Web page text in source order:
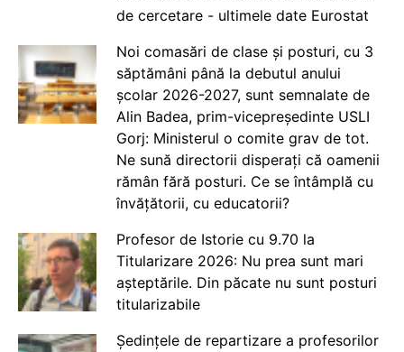
de cercetare - ultimele date Eurostat
Noi comasări de clase și posturi, cu 3
săptămâni până la debutul anului
școlar 2026-2027, sunt semnalate de
Alin Badea, prim-vicepreședinte USLI
Gorj: Ministerul o comite grav de tot.
Ne sună directorii disperați că oamenii
rămân fără posturi. Ce se întâmplă cu
învățătorii, cu educatorii?
Profesor de Istorie cu 9.70 la
Titularizare 2026: Nu prea sunt mari
așteptările. Din păcate nu sunt posturi
titularizabile
Ședințele de repartizare a profesorilor